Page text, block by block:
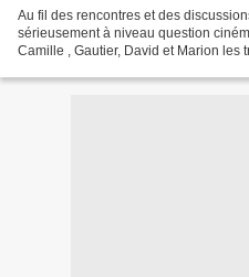
Au fil des rencontres et des
sérieusement à niveau question
Camille , Gautier, David et Marion les